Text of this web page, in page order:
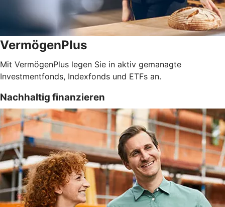
VermögenPlus
Mit VermögenPlus legen Sie in aktiv gemanagte
Investmentfonds, Indexfonds und ETFs an.
Nachhaltig finanzieren